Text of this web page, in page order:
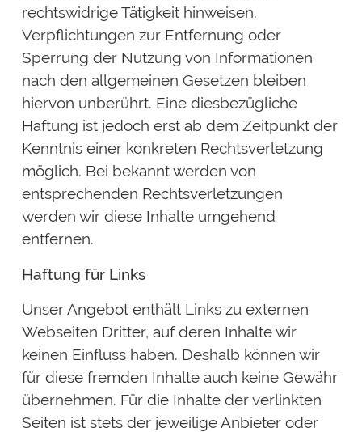
rechtswidrige Tätigkeit hinweisen.
Verpflichtungen zur Entfernung oder
Sperrung der Nutzung von Informationen
nach den allgemeinen Gesetzen bleiben
hiervon unberührt. Eine diesbezügliche
Haftung ist jedoch erst ab dem Zeitpunkt der
Kenntnis einer konkreten Rechtsverletzung
möglich. Bei bekannt werden von
entsprechenden Rechtsverletzungen
werden wir diese Inhalte umgehend
entfernen.
Haftung für Links
Unser Angebot enthält Links zu externen
Webseiten Dritter, auf deren Inhalte wir
keinen Einfluss haben. Deshalb können wir
für diese fremden Inhalte auch keine Gewähr
übernehmen. Für die Inhalte der verlinkten
Seiten ist stets der jeweilige Anbieter oder